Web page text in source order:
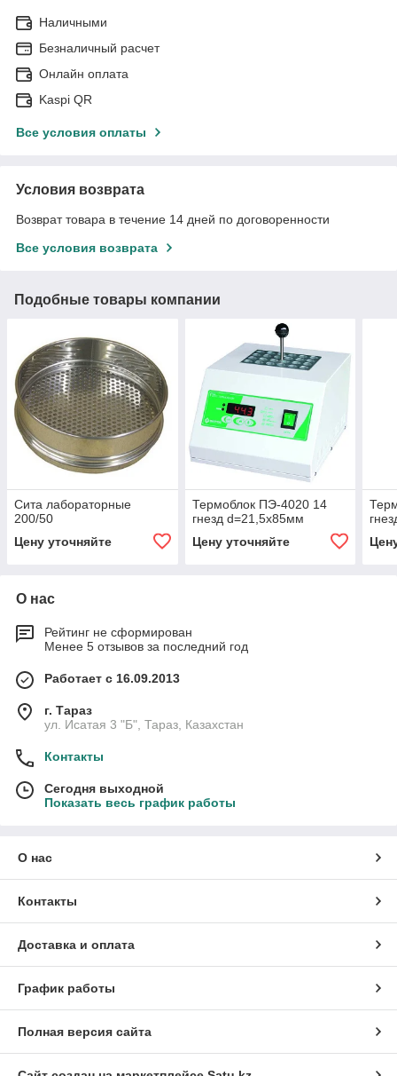
Наличными
Безналичный расчет
Онлайн оплата
Kaspi QR
Все условия оплаты
Условия возврата
Возврат товара в течение 14 дней по договоренности
Все условия возврата
Подобные товары компании
Сита лабораторные
200/50
Цену уточняйте
Термоблок ПЭ-4020 14
гнезд d=21,5х85мм
Цену уточняйте
О нас
Рейтинг не сформирован
Менее 5 отзывов за последний год
Работает с 16.09.2013
г. Тараз
ул. Исатая 3 "Б", Тараз, Казахстан
Контакты
Сегодня выходной
Показать весь график работы
О нас
Контакты
Доставка и оплата
График работы
Полная версия сайта